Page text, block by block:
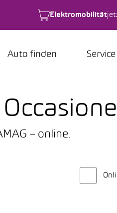
Elektromobilität
Auto finden Service
– online.